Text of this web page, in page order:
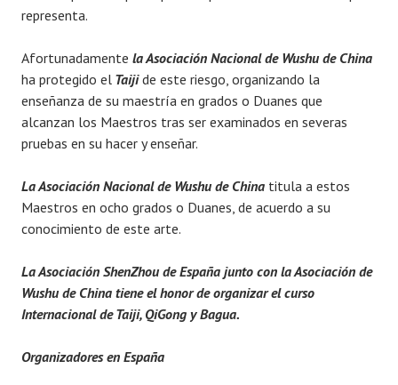
representa.
Afortunadamente la Asociación Nacional de Wushu de China
ha protegido el Taijide este riesgo, organizando la
enseñanza de su maestría en grados o Duanes que
alcanzan los Maestros tras ser examinados en severas
pruebas en su hacer y enseñar.
La Asociación Nacional de Wushu de China titula a estos
Maestros en ocho grados o Duanes, de acuerdo a su
conocimiento de este arte.
La Asociación ShenZhou de España junto con la Asociación de
Wushu de China tiene el honor de organizar el curso
Internacional de Taiji, QiGong y Bagua.
Organizadores en España